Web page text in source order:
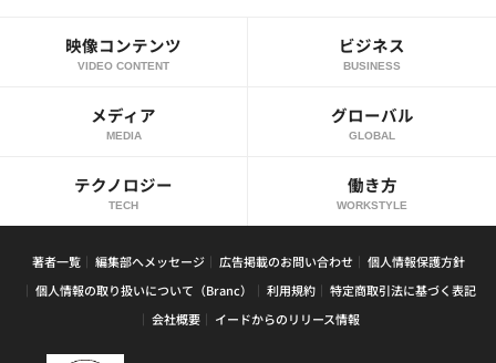
映像コンテンツ
VIDEO CONTENT
ビジネス
BUSINESS
メディア
MEDIA
グローバル
GLOBAL
テクノロジー
TECH
働き方
WORKSTYLE
著者一覧 編集部へメッセージ 広告掲載のお問い合わせ
個人情報保護方針
個人情報の取り扱いについて（Branc）
利用規約
特定商取引法に基づく表記
会社概要
イードからのリリース情報